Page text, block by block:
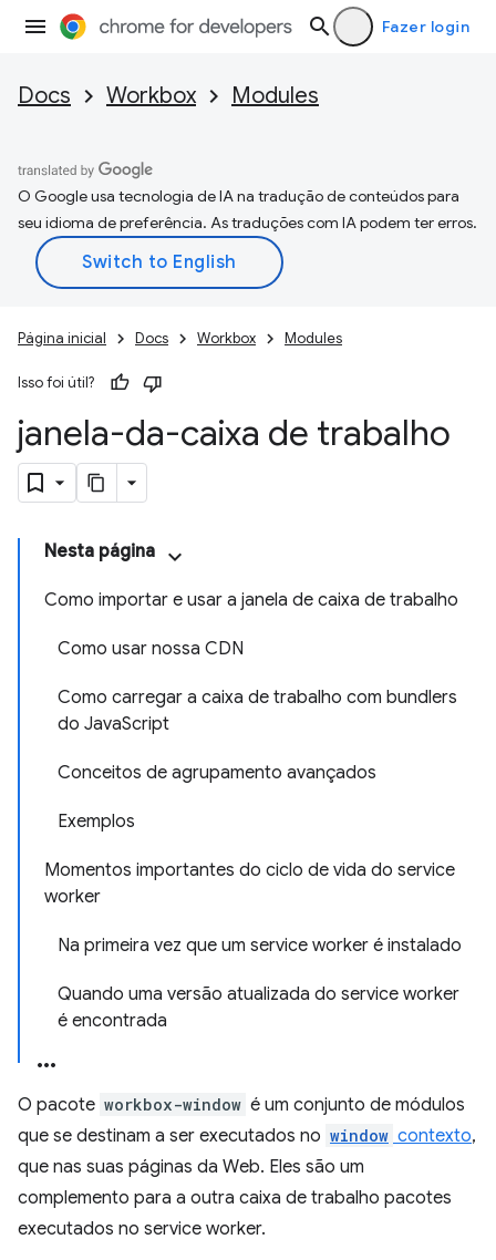
Fazer login
Docs Workbox Modules
O Google usa tecnologia de IA na tradução de conteúdos para
seu idioma de preferência. As traduções com IA podem ter erros.
Página inicial Docs Workbox Modules
Isso foi útil?
janela-da-caixa de trabalho
Nesta página
Como importar e usar a janela de caixa de trabalho
Como usar nossa CDN
Como carregar a caixa de trabalho com bundlers
do JavaScript
Conceitos de agrupamento avançados
Exemplos
Momentos importantes do ciclo de vida do service
worker
Na primeira vez que um service worker é instalado
Quando uma versão atualizada do service worker
é encontrada
O pacote workbox-window é um conjunto de módulos
que se destinam a ser executados no window contexto,
que nas suas páginas da Web. Eles são um
complemento para a outra caixa de trabalho pacotes
executados no service worker.